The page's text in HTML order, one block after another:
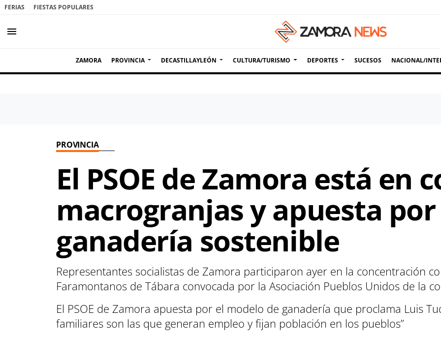
FERIAS FIESTAS POPULARES
menu
ZAMORA PROVINCIA DECASTILLAYLEÓN CULTURA/TURISMO DEPORTES SUCESOS NACIONAL/
PROVINCIA
El PSOE de Zamora está en
macrogranjas y apuesta
ganadería sostenible
Representantes socialistas de Zamora participaron ayer en la concentración
Faramontanos de Tábara convocada por la Asociación Pueblos Unidos de la
El PSOE de Zamora apuesta por el modelo de ganadería que proclama Luis
familiares son las que generan empleo y fijan población en los pueblos”